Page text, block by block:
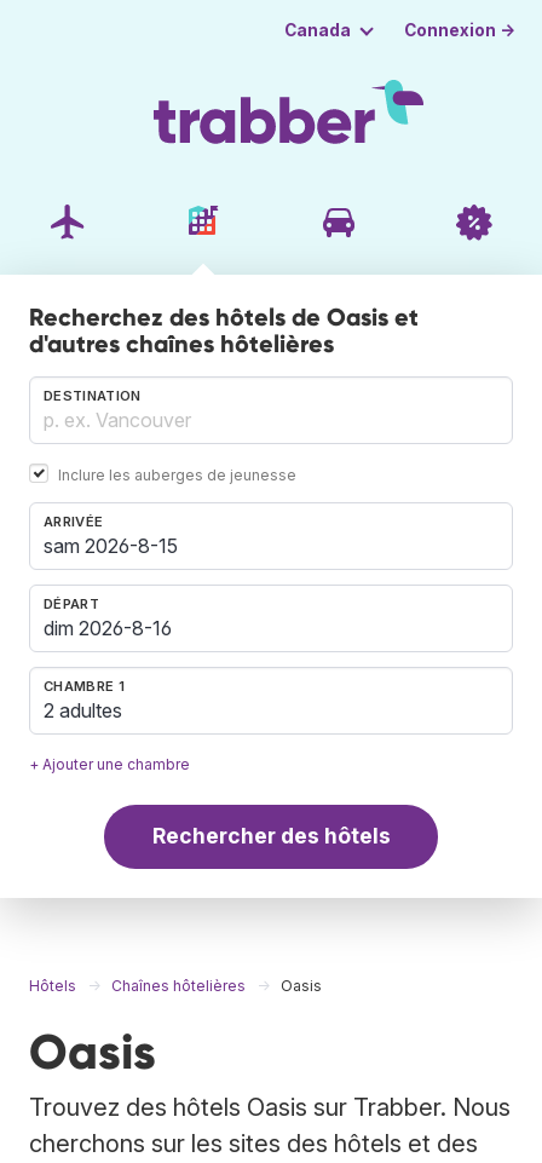
Canada Connexion →
Recherchez des hôtels de Oasis et
d'autres chaînes hôtelières
DESTINATION
Inclure les auberges de jeunesse
ARRIVÉE
DÉPART
CHAMBRE 1
2 adultes
+ Ajouter une chambre
Rechercher des hôtels
Hôtels Chaînes hôtelières Oasis
Oasis
Trouvez des hôtels Oasis sur Trabber. Nous
cherchons sur les sites des hôtels et des